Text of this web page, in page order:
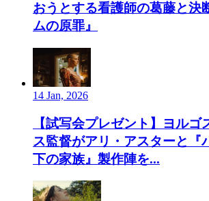
おうとする看護師の葛藤と決
ムの原罪』
14 Jan, 2026
【試写会プレゼント】ヨルゴ
ス監督がアリ・アスターと『
下の家族』製作陣を...